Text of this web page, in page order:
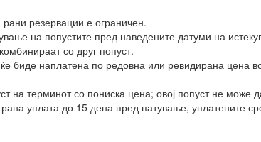
резервации е ограничен.
на попустите пред наведените датуми на
со друг попуст.
биде наплатена по редовна или ревидирана цена
на терминот со пониска цена; овој попуст не може
уплата до 15 дена пред патување, уплатените